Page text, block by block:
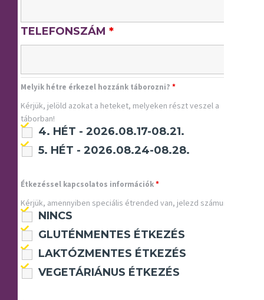
TELEFONSZÁM*
Melyik hétre érkezel hozzánk táborozni?*
4. HÉT - 2026.08.17-08.21.
5. HÉT - 2026.08.24-08.28.
Kérjük, jelöld azokat a heteket, melyeken részt veszel a
táborban!
Étkezéssel kapcsolatos információk*
NINCS
GLUTÉNMENTES ÉTKEZÉS
LAKTÓZMENTES ÉTKEZÉS
VEGETÁRIÁNUS ÉTKEZÉS
Kérjük, amennyiben speciális étrended van, jelezd számunkra!